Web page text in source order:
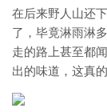
在后来野人山还
了，毕竟淋雨淋
走的路上甚至都
出的味道，这真